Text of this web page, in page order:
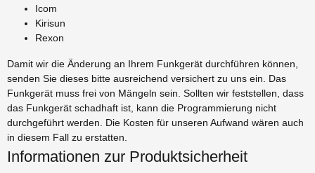
Icom
Kirisun
Rexon
Damit wir die Änderung an Ihrem Funkgerät durchführen können,
senden Sie dieses bitte ausreichend versichert zu uns ein. Das
Funkgerät muss frei von Mängeln sein. Sollten wir feststellen, dass
das Funkgerät schadhaft ist, kann die Programmierung nicht
durchgeführt werden. Die Kosten für unseren Aufwand wären auch
in diesem Fall zu erstatten.
Informationen zur Produktsicherheit